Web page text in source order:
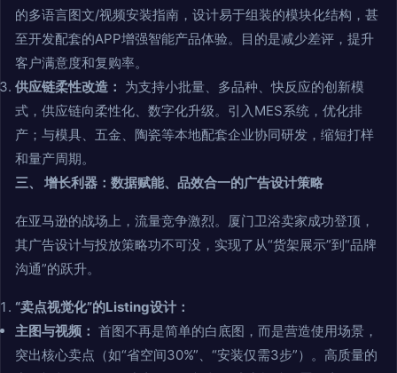
的多语言图文/视频安装指南，设计易于组装的模块化结构，甚
至开发配套的APP增强智能产品体验。目的是减少差评，提升
客户满意度和复购率。
供应链柔性改造： 为支持小批量、多品种、快反应的创新模
式，供应链向柔性化、数字化升级。引入MES系统，优化排
产；与模具、五金、陶瓷等本地配套企业协同研发，缩短打样
和量产周期。
三、 增长利器：数据赋能、品效合一的广告设计策略
在亚马逊的战场上，流量竞争激烈。厦门卫浴卖家成功登顶，
其广告设计与投放策略功不可没，实现了从“货架展示”到“品牌
沟通”的跃升。
“卖点视觉化”的Listing设计：
主图与视频： 首图不再是简单的白底图，而是营造使用场景，
突出核心卖点（如“省空间30%”、“安装仅需3步”）。高质量的